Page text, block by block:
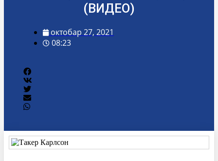
(ВИДЕО)
октобар 27, 2021
08:23